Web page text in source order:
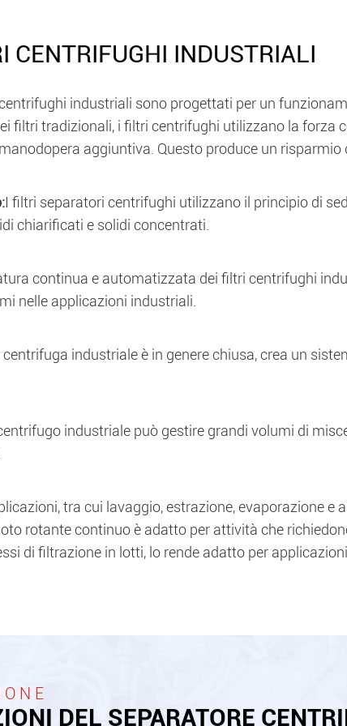
CENTRIFUGHI INDUSTRIALI
industriali sono progettati per un
filtri tradizionali, i filtri centrifughi utilizzano la forza
aggiuntiva. Questo produce un
I filtri separatori centrifughi utilizzano il principio di
chiarificati e solidi concentrati.
continua e automatizzata dei filtri centrifughi
nelle applicazioni industriali.
industriale è in genere chiusa, crea un
industriale può gestire grandi volumi di
tra cui lavaggio, estrazione, evaporazione
rotante continuo è adatto per attività che
di filtrazione in lotti, lo rende adatto per
DEL SEPARATORE